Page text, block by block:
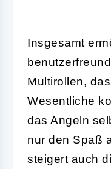
Insgesamt
Multirollen,
Wesentliche
das Angeln
nur den Spaß
steigert auch